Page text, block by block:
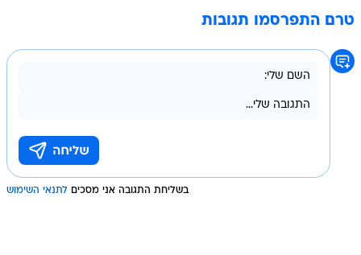
טרם התפרסמו תגובות
בשליחת התגובה אני מסכים לתנאי השימוש